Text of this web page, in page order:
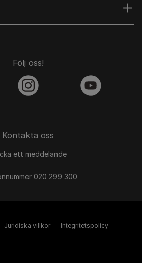
Kontakta oss
ett meddelande
020 299 300
Följ oss!
instagram youtube
Juridiska villkor Integritetspolicy